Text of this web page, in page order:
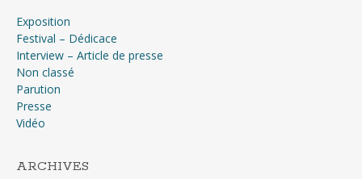
Exposition
Festival – Dédicace
Interview – Article de presse
Non classé
Parution
Presse
Vidéo
ARCHIVES